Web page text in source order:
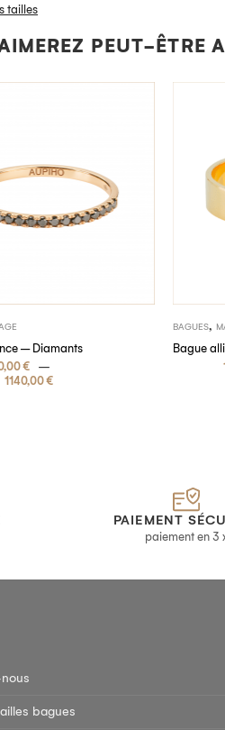
tailles
PEUT-ÊTRE
– Diamants
€ –
1140,00€
BAGUES,
Bague
PAIEMENT
paiement en 3
bagues